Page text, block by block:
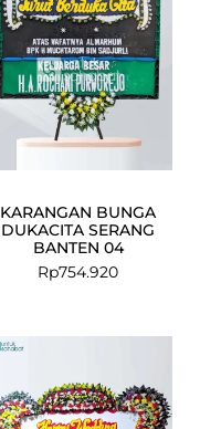
KARANGAN BUNGA
DUKACITA SERANG
BANTEN 04
Rp754.920